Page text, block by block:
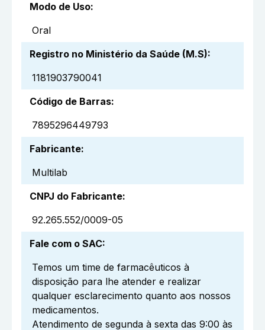
Modo de Uso:
Oral
Registro no Ministério da Saúde (M.S):
1181903790041
Código de Barras:
7895296449793
Fabricante:
Multilab
CNPJ do Fabricante:
92.265.552/0009-05
Fale com o SAC:
Temos um time de farmacêuticos à
disposição para lhe atender e realizar
qualquer esclarecimento quanto aos nossos
medicamentos.
Atendimento de segunda à sexta das 9:00 às